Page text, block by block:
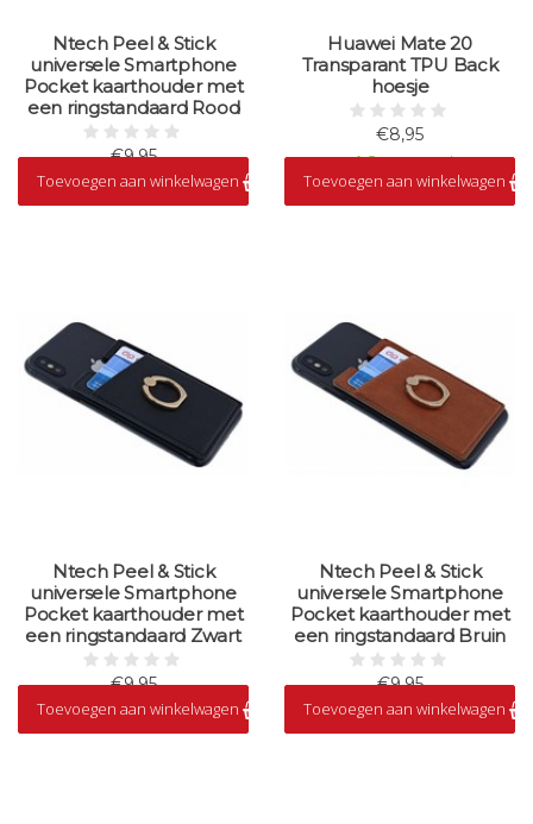
Ntech Peel & Stick
universele Smartphone
Pocket kaarthouder met
een ringstandaard Rood
€9,95
Op voorraad
Toevoegen aan winkelwagen
Huawei Mate 20
Transparant TPU Back
hoesje
€8,95
Op voorraad
Toevoegen aan winkelwagen
Ntech Peel & Stick
universele Smartphone
Pocket kaarthouder met
een ringstandaard Zwart
€9,95
Op voorraad
Toevoegen aan winkelwagen
Ntech Peel & Stick
universele Smartphone
Pocket kaarthouder met
een ringstandaard Bruin
€9,95
Op voorraad
Toevoegen aan winkelwagen